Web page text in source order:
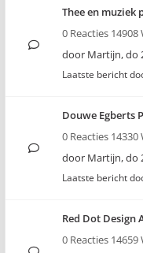
Thee en
0 Reacties 14908
door Martijn,do
Laatste bericht
Douwe Egberts
0 Reacties 14330
door Martijn,do
Laatste bericht
Red Dot Design
0 Reacties 14659